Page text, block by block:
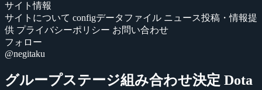
サイト情報
サイトについて configデータファイル ニュース投稿・情報提
供 プライバシーポリシー お問い合わせ
フォロー
@negitaku
グループステージ組み合わせ決定 Dota